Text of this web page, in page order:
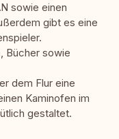
sowie einen
gibt es eine
Bücher sowie
dem Flur eine
Kaminofen im
gestaltet.